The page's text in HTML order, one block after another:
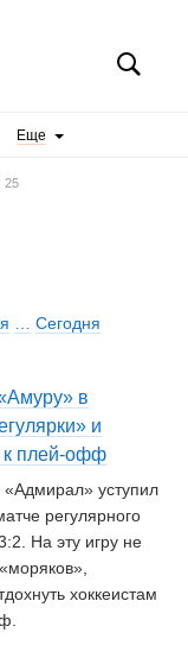
Еще
25
Сегодня
в
и
к плей-офф
уступил
регулярного
На эту игру не
хоккеистам